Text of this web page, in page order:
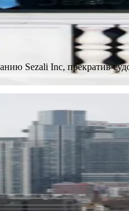
Sezali Inc, прекратив